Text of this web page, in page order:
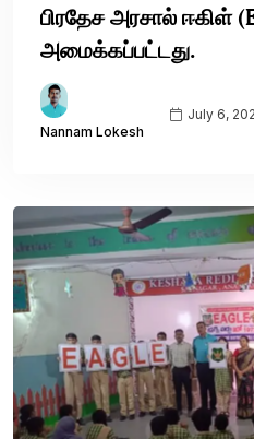
பிரதேச அரசால் ஈகிள்
அமைக்கப்பட்டது.
Nannam Lokesh
July 6,